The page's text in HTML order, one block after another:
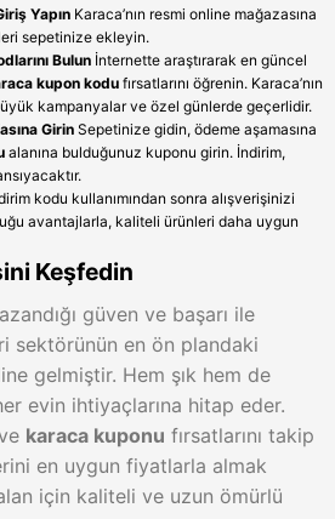
Yapın Karaca’nın resmi online mağazasına
sepetinize ekleyin.
Bulun İnternette araştırarak en güncel
kupon kodu fırsatlarını öğrenin. Karaca’nın
kampanyalar ve özel günlerde geçerlidir.
Girin Sepetinize gidin, ödeme aşamasına
alanına bulduğunuz kuponu girin. İndirim,
kodu kullanımından sonra alışverişinizi
avantajlarla, kaliteli ürünleri daha uygun
Keşfedin
güven ve başarı ile
sektörünün en ön plandaki
gelmiştir. Hem şık hem de
evin ihtiyaçlarına hitap eder.
karaca kuponu fırsatlarını takip
en uygun fiyatlarla almak
için kaliteli ve uzun ömürlü